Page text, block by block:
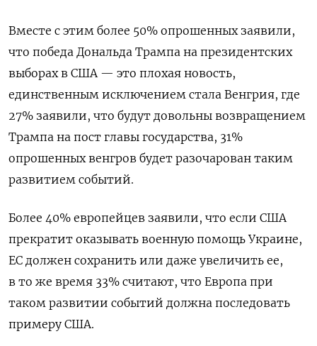
Вместе с этим более 50% опрошенных заявили,
что победа Дональда Трампа на президентских
выборах в США — это плохая новость,
единственным исключением стала Венгрия, где
27% заявили, что будут довольны возвращением
Трампа на пост главы государства, 31%
опрошенных венгров будет разочарован таким
развитием событий.
Более 40% европейцев заявили, что если США
прекратит оказывать военную помощь Украине,
ЕС должен сохранить или даже увеличить ее,
в то же время 33% считают, что Европа при
таком развитии событий должна последовать
примеру США.